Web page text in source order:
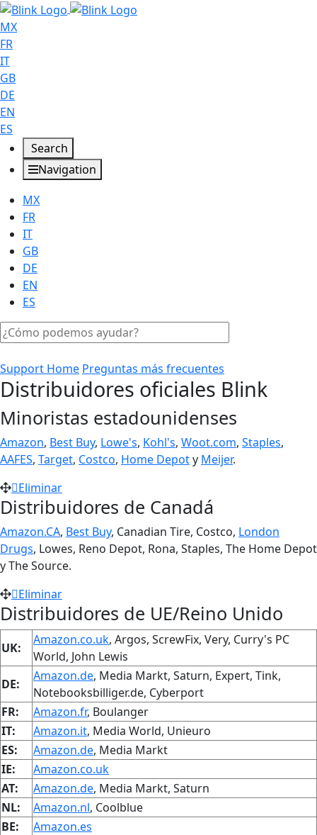
MX
FR
IT
GB
DE
EN
ES
Search
Navigation
MX
FR
IT
GB
DE
EN
ES
Support Home Preguntas más frecuentes
Distribuidores oficiales Blink
Minoristas estadounidenses
Amazon, Best Buy, Lowe's, Kohl's, Woot.com, Staples,
AAFES, Target, Costco, Home Depoty Meijer.
Eliminar
Distribuidores de Canadá
Amazon.CA, Best Buy, Canadian Tire, Costco, London
Drugs, Lowes, Reno Depot, Rona, Staples, The Home Depot
y The Source.
Eliminar
Distribuidores de UE/Reino Unido
UK:
Amazon.co.uk, Argos, ScrewFix, Very, Curry's PC
World, John Lewis
DE:
Amazon.de, Media Markt, Saturn, Expert, Tink,
Notebooksbilliger.de, Cyberport
FR:
Amazon.fr, Boulanger
IT:
Amazon.it, Media World, Unieuro
ES:
Amazon.de, Media Markt
IE:
Amazon.co.uk
AT:
Amazon.de, Media Markt, Saturn
NL:
Amazon.nl, Coolblue
BE:
Amazon.es